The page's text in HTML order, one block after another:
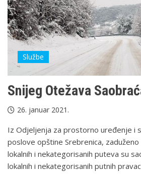
Službe
Snijeg Otežava
26. januar 2021.
Iz Odjeljenja za prostorno uređenje i
poslove opštine Srebrenica,
lokalnih i nekategorisanih puteva su
lokalnih i nekategorisanih putnih